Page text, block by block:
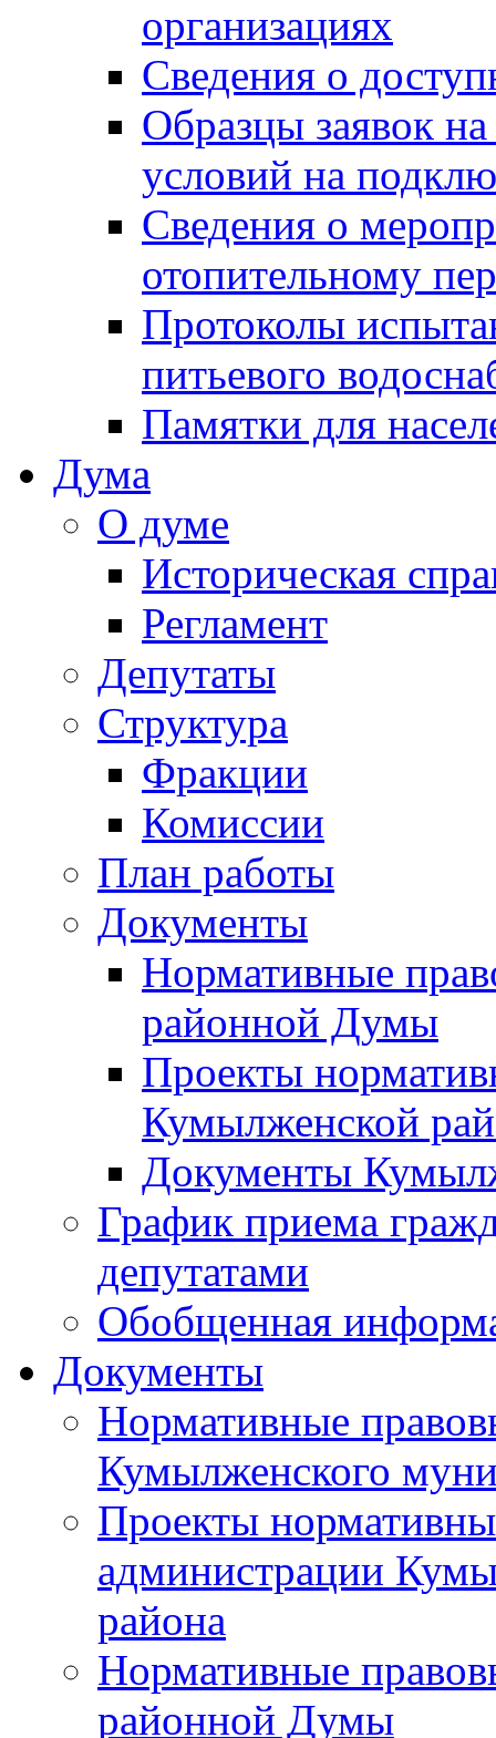
организациях
Сведения о
Образцы заявок
условий на
Сведения о
отопительному
Протоколы
питьевого
Памятки для
Дума
О думе
Историческая
Регламент
Депутаты
Структура
Фракции
Комиссии
План работы
Документы
Нормативные
районной Думы
Проекты
Кумылженской
Документы
График приема
депутатами
Обобщенная
Документы
Нормативные
Кумылженского
Проекты
администрации
района
Нормативные
районной Думы